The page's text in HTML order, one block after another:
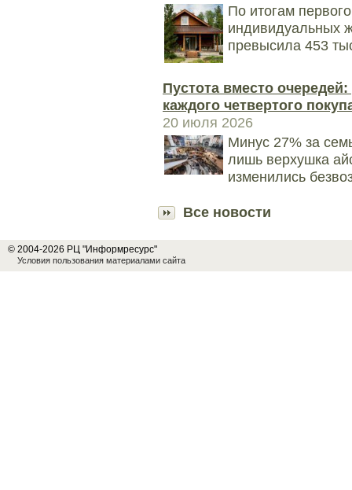
По итогам
индивидуальных
превысила 453
Пустота вместо
каждого четвертого
20 июля 2026
Минус 27% за
лишь верхушка
изменились
Все новости
© 2004-2026 РЦ "Информресурс"
Условия пользования материалами сайта